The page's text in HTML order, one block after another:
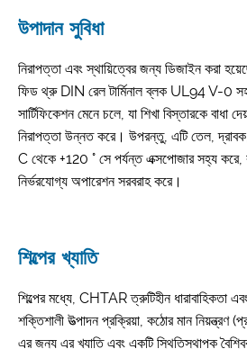
উপাদান সুবিধা
নিরাপত্তা এবং স্থায়িত্বের জন্য ডিজাইন করা
ফিড থ্রু DIN রেল টার্মিনাল ব্লক UL94 V-0
সার্টিফিকেশন মেনে চলে, যা শিখা বিস্তারকে বাধা
নিরাপত্তা উন্নত করে। উপরন্তু, এটি তেল,
C থেকে +120 ° সে পর্যন্ত এক্সপোজার সহ্য করে,
নির্ভরযোগ্য অপারেশন সরবরাহ করে।
শিল্পের খ্যাতি
শিল্পের মধ্যে, CHTAR ত্রুটিহীন ধারাবাহিকতা
শক্তিশালী উত্পাদন প্রক্রিয়া, কঠোর মান নিয়ন্ত্রণ
এর জন্য এর খ্যাতি এবং একটি স্থিতিস্থাপক